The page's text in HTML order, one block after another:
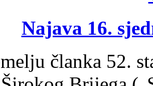
Najava 16.
članka 52.